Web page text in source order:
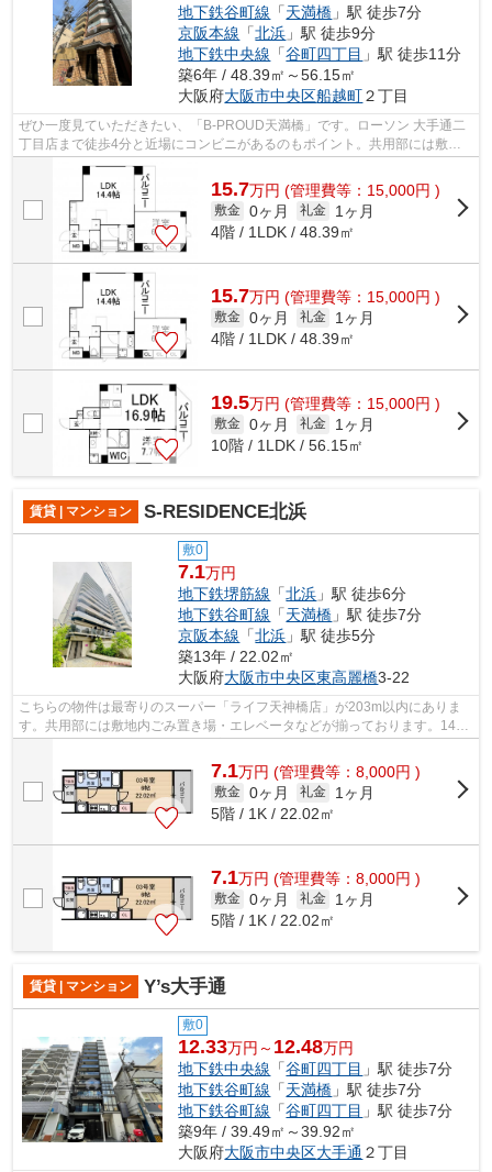
地下鉄谷町線 「天満橋 」駅 徒歩7分
京阪本線 「北浜 」駅 徒歩9分
地下鉄中央線 「谷町四丁目 」駅 徒歩11分
築6年 / 48.39㎡～56.15㎡
大阪府大阪市中央区船越町２丁目
ぜひ一度見ていただきたい、「B-PROUD天満橋」です。ローソン 大手通二
丁目店まで徒歩4分と近場にコンビニがあるのもポイント。共用部には敷地
内ごみ置き場・エレベータなどが備わって...
15.7万円 (管理費等：15,000円 )
敷金 0ヶ月 礼金
1ヶ月
4階 / 1LDK / 48.39㎡
15.7万円 (管理費等：15,000円 )
敷金 0ヶ月 礼金
1ヶ月
4階 / 1LDK / 48.39㎡
19.5万円 (管理費等：15,000円 )
敷金 0ヶ月 礼金
1ヶ月
10階 / 1LDK / 56.15㎡
賃貸 | マンション S-RESIDENCE北浜
敷0
7.1万円
地下鉄堺筋線 「北浜 」駅 徒歩6分
地下鉄谷町線 「天満橋 」駅 徒歩7分
京阪本線 「北浜 」駅 徒歩5分
築13年 / 22.02㎡
大阪府大阪市中央区東高麗橋3-22
こちらの物件は最寄りのスーパー「ライフ天神橋店」が203m以内にありま
す。共用部には敷地内ごみ置き場・エレベータなどが揃っております。14階
7.1万円 (管理費等：8,000円 )
敷金 0ヶ月 礼金
1ヶ月
5階 / 1K / 22.02㎡
7.1万円 (管理費等：8,000円 )
敷金 0ヶ月 礼金
1ヶ月
5階 / 1K / 22.02㎡
賃貸 | マンション Y’s大手通
敷0
12.33万円～ 12.48万円
地下鉄中央線 「谷町四丁目 」駅 徒歩7分
地下鉄谷町線 「天満橋 」駅 徒歩7分
地下鉄谷町線 「谷町四丁目 」駅 徒歩7分
築9年 / 39.49㎡～39.92㎡
大阪府大阪市中央区大手通 ２丁目